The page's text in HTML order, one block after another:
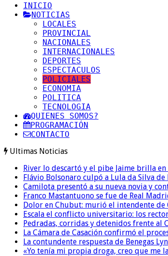
INICIO
NOTICIAS
LOCALES
PROVINCIAL
NACIONALES
INTERNACIONALES
DEPORTES
ESPECTACULOS
POLICIALES
ECONOMIA
POLITICA
TECNOLOGIA
QUIENES SOMOS?
PROGRAMACIÓN
CONTACTO
Ultimas Noticias
River lo descartó y el pibe Jaime brilla
Flávio Bolsonaro culpó a Lula da Silva
Camilota presentó a su nueva novia y
Franco Mastantuono se fue de Real
Dolor en Chubut: murió el intendente de
Escala el conflicto universitario: los
Pedradas, corridas y detenidos frente al
La Cámara de Casación confirmó el
La contundente respuesta de Benegas
«Yo tenía mi propia droga, creo que me